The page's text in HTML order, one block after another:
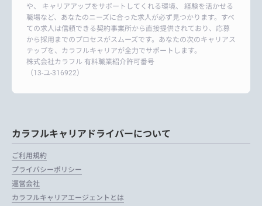
や、 キャリアアップをサポートしてくれる環境、 経験を活かせる
職場など、あなたのニーズに合った求人が必ず見つかります。すべ
ての求人は信頼できる契約事業所から直接提供されており、応募
から採用までのプロセスがスムーズです。あなたの次のキャリアス
テップを、カラフルキャリアが全力でサポートします。
株式会社カラフル 有料職業紹介許可番号
（13-ユ-316922）
カラフルキャリアドライバーについて
ご利用規約
プライバシーポリシー
運営会社
カラフルキャリアエージェントとは